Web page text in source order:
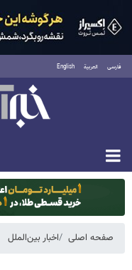
فارسی العربية English
دوشنبه ۱۹ مرداد ۱۴۰۵
صفحه اصلی اخبار بین‌الملل